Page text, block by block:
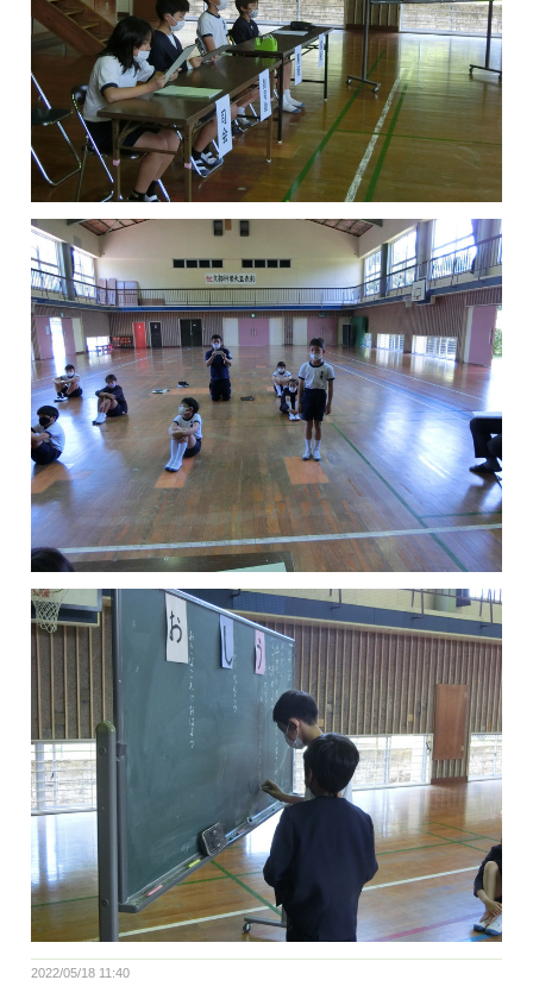
2022/05/18 11:40